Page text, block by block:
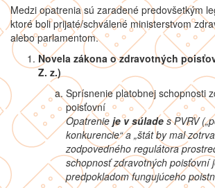
Medzi opatrenia sú zaradené predovšetkým
ktoré boli prijaté/schválené ministerstvom
alebo parlamentom.
Novela zákona o zdravotných
Z. z.)
Sprísnenie platobnej schopnosti
poisťovní
Opatrenie je v súlade s PVRV
konkurencie“ a „štát by mal
zodpovedného regulátora
schopnosť zdravotných poisťovní
predpokladom fungujúceho